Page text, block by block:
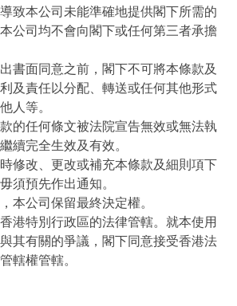
致本公司未能準確地提供閣下所需的
公司均不會向閣下或任何第三者承擔
書面同意之前，閣下不可將本條款及
及責任以分配、轉送或任何其他形式
人等。
的任何條文被法院宣告無效或無法執
續完全生效及有效。
修改、更改或補充本條款及細則項下
須預先作出通知。
本公司保留最終決定權。
港特別行政區的法律管轄。就本使用
其有關的爭議，閣下同意接受香港法
轄權管轄。